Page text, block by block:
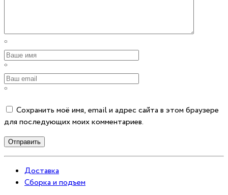
*
*
*
Сохранить моё имя, email и адрес сайта в этом браузере
для последующих моих комментариев.
Отправить
Доставка
Сборка и подъем